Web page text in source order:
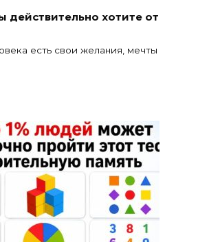
действительно хотите от
есть свои желания, мечты